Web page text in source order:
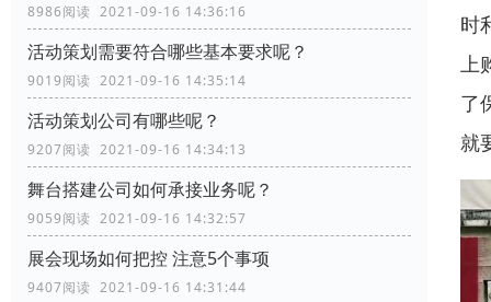
8986阅读 2021-09-16 14:36:16
活动策划需要符合哪些基本要求呢？
9019阅读 2021-09-16 14:35:14
活动策划公司有哪些呢？
9207阅读 2021-09-16 14:34:13
舞台搭建公司如何承接业务呢？
9059阅读 2021-09-16 14:32:57
展会现场如何把控 注意5个事项
9407阅读 2021-09-16 14:31:44
时
上
了
就